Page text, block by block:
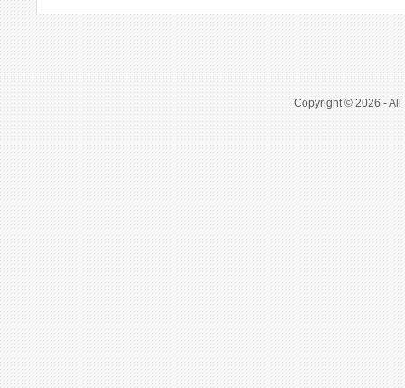
Copyright © 2026 - All